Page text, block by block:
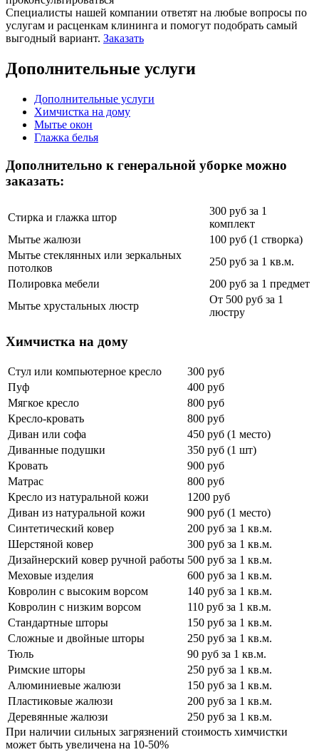
Специалисты нашей компании ответят на любые вопросы по
услугам и расценкам клининга и помогут подобрать самый
выгодный вариант. Заказать
Дополнительные услуги
Дополнительные услуги
Химчистка на дому
Мытье окон
Глажка белья
Дополнительно к генеральной уборке можно
заказать:
Стирка и глажка штор
300 руб за 1
комплект
Мытье жалюзи
100 руб (1 створка)
Мытье стеклянных или зеркальных
потолков
250 руб за 1 кв.м.
Полировка мебели
200 руб за 1 предмет
Мытье хрустальных люстр
От 500 руб за 1
люстру
Химчистка на дому
Стул или компьютерное кресло
300 руб
Пуф
400 руб
Мягкое кресло
800 руб
Кресло-кровать
800 руб
Диван или софа
450 руб (1 место)
Диванные подушки
350 руб (1 шт)
Кровать
900 руб
Матрас
800 руб
Кресло из натуральной кожи
1200 руб
Диван из натуральной кожи
900 руб (1 место)
Синтетический ковер
200 руб за 1 кв.м.
Шерстяной ковер
300 руб за 1 кв.м.
Дизайнерский ковер ручной работы 500 руб за 1 кв.м.
Меховые изделия
600 руб за 1 кв.м.
Ковролин с высоким ворсом
140 руб за 1 кв.м.
Ковролин с низким ворсом
110 руб за 1 кв.м.
Стандартные шторы
150 руб за 1 кв.м.
Сложные и двойные шторы
250 руб за 1 кв.м.
Тюль
90 руб за 1 кв.м.
Римские шторы
250 руб за 1 кв.м.
Алюминиевые жалюзи
150 руб за 1 кв.м.
Пластиковые жалюзи
200 руб за 1 кв.м.
Деревянные жалюзи
250 руб за 1 кв.м.
При наличии сильных загрязнений стоимость химчистки
может быть увеличена на 10-50%